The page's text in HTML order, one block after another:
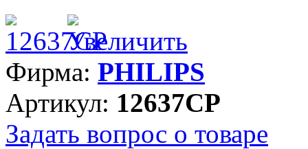
Фирма: PHILIPS
Артикул: 12637CP
Задать вопрос о товаре